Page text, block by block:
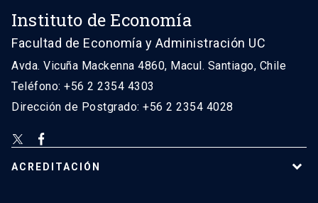
Instituto de Economía
Facultad de Economía y Administración UC
Avda. Vicuña Mackenna 4860, Macul. Santiago, Chile
Teléfono: +56 2 2354 4303
Dirección de Postgrado: +56 2 2354 4028
ACREDITACIÓN